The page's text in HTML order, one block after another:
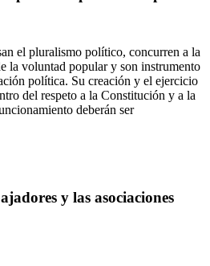
el pluralismo político, concurren a la
la voluntad popular y son instrumento
política. Su creación y el ejercicio
del respeto a la Constitución y a la
deberán ser
y las asociaciones